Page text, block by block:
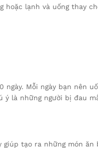
lạnh và uống thay
Mỗi ngày bạn nên
là những người bị đau
tạo ra những món ăn